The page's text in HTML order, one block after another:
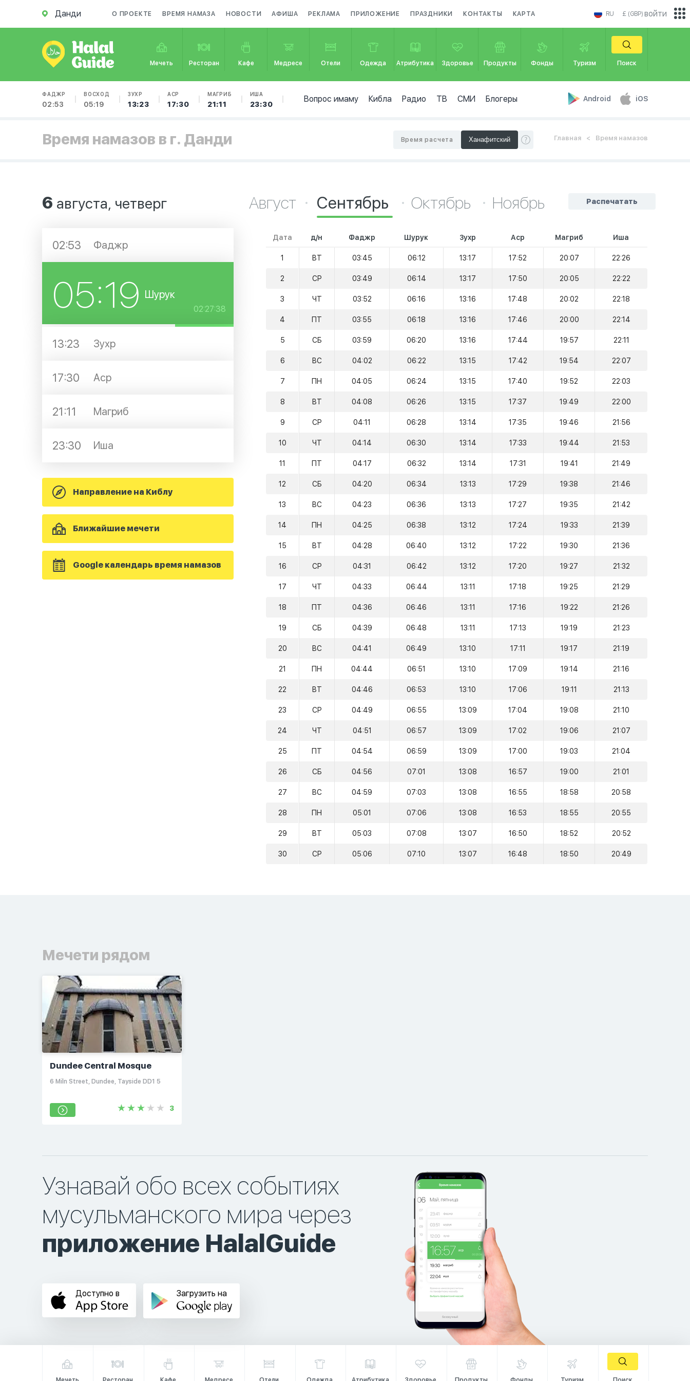
Данди О ПРОЕКТЕ ВРЕМЯ НАМАЗА НОВОСТИ АФИША РЕКЛАМА ПРИЛОЖЕНИЕ ПРАЗДНИКИ КОНТАКТЫ КАРТА RU £ (GBP)
Мечеть Ресторан Кафе Медресе Отели Одежда Атрибутика Здоровье Продукты Фонды Туризм Поиск
ФАДЖР
02:53
ВОСХОД
05:19
ЗУХР
13:23
АСР
17:30
МАГРИБ
21:11
ИША
23:30
Вопрос имаму Кибла Радио ТВ СМИ Блогеры Android iOS
войти
Время намазов в г. Данди Главная Время намазов
Время расчета
6 августа, четверг
02:53 Фаджр
05:19 Шурук
02:27:38
13:23 Зухр
17:30 Аср
21:11 Магриб
23:30 Иша
Направление на Киблу
Ближайшие мечети
Google календарь время намазов
Распечатать
Август Сентябрь Октябрь Ноябрь
Дата д/н Фаджр Шурук Зухр Аср Магриб Иша
1 ВТ 03:45 06:12 13:17 17:52 20:07 22:26
2 СР 03:49 06:14 13:17 17:50 20:05 22:22
3 ЧТ 03:52 06:16 13:16 17:48 20:02 22:18
4 ПТ 03:55 06:18 13:16 17:46 20:00 22:14
5 СБ 03:59 06:20 13:16 17:44 19:57 22:11
6 ВС 04:02 06:22 13:15 17:42 19:54 22:07
7 ПН 04:05 06:24 13:15 17:40 19:52 22:03
8 ВТ 04:08 06:26 13:15 17:37 19:49 22:00
9 СР 04:11 06:28 13:14 17:35 19:46 21:56
10 ЧТ 04:14 06:30 13:14 17:33 19:44 21:53
11 ПТ 04:17 06:32 13:14 17:31 19:41 21:49
12 СБ 04:20 06:34 13:13 17:29 19:38 21:46
13 ВС 04:23 06:36 13:13 17:27 19:35 21:42
14 ПН 04:25 06:38 13:12 17:24 19:33 21:39
15 ВТ 04:28 06:40 13:12 17:22 19:30 21:36
16 СР 04:31 06:42 13:12 17:20 19:27 21:32
17 ЧТ 04:33 06:44 13:11 17:18 19:25 21:29
18 ПТ 04:36 06:46 13:11 17:16 19:22 21:26
19 СБ 04:39 06:48 13:11 17:13 19:19 21:23
20 ВС 04:41 06:49 13:10 17:11 19:17 21:19
21 ПН 04:44 06:51 13:10 17:09 19:14 21:16
22 ВТ 04:46 06:53 13:10 17:06 19:11 21:13
23 СР 04:49 06:55 13:09 17:04 19:08 21:10
24 ЧТ 04:51 06:57 13:09 17:02 19:06 21:07
25 ПТ 04:54 06:59 13:09 17:00 19:03 21:04
26 СБ 04:56 07:01 13:08 16:57 19:00 21:01
27 ВС 04:59 07:03 13:08 16:55 18:58 20:58
28 ПН 05:01 07:06 13:08 16:53 18:55 20:55
29 ВТ 05:03 07:08 13:07 16:50 18:52 20:52
30 СР 05:06 07:10 13:07 16:48 18:50 20:49
Мечети рядом
Dundee Central Mosque
6 Miln Street, Dundee, Tayside DD1 5
3
Узнавай обо всех событиях
мусульманского мира через
приложение HalalGuide
Доступно в Загрузить на